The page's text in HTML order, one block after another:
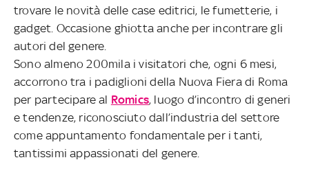
trovare le novità delle case editrici, le fumetterie, i
gadget. Occasione ghiotta anche per incontrare gli
autori del genere.
Sono almeno 200mila i visitatori che, ogni 6 mesi,
accorrono tra i padiglioni della Nuova Fiera di Roma
per partecipare al Romics, luogo d’incontro di generi
e tendenze, riconosciuto dall’industria del settore
come appuntamento fondamentale per i tanti,
tantissimi appassionati del genere.